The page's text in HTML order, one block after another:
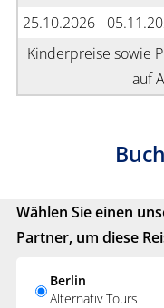
25.10.2026 -
Kinderpreise sowie
auf
Wählen Sie einen
Partner, um diese
Berlin
Alternativ Tours